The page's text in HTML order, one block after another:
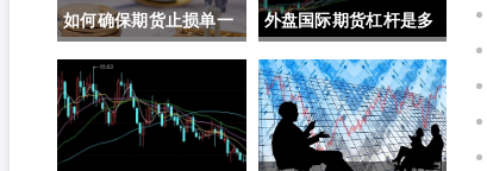
如何确保期货止损单一
定成交成功(如何确保期
货止损单一定成交成功
呢)
外盘国际期货杠杆是多
少倍(外盘国际期货杠杆
是多少倍的)